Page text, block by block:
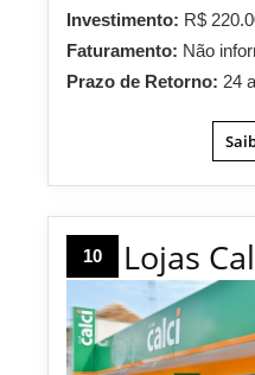
Investimento: R$
Faturamento: Não
Prazo de Retorno: 24
10 Lojas